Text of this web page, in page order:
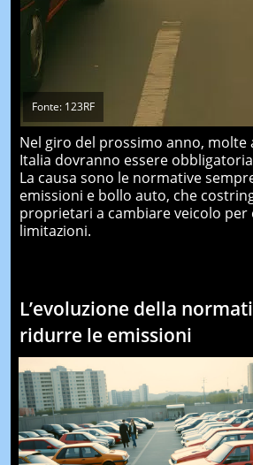
Fonte: 123RF
Nel giro del prossimo anno,
Italia dovranno essere
La causa sono le normative
emissioni e bollo auto, che
proprietari a cambiare veicolo per
limitazioni.
L’evoluzione della
ridurre le emissioni